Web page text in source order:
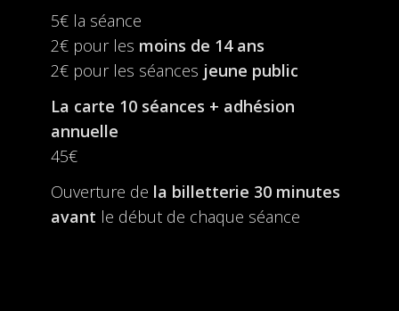
5€ la séance
2€ pour les moins de 14 ans
2€ pour les séances jeune public
La carte 10 séances + adhésion
annuelle
45€
Ouverture de la billetterie 30 minutes
avant le début de chaque séance